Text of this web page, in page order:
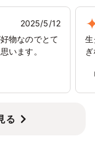
✕
19
26
2025/5/12
物なのでとて
います。
生
る